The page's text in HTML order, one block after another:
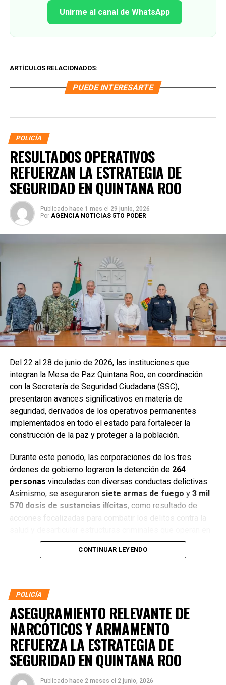
Unirme al canal de WhatsApp
ARTÍCULOS RELACIONADOS:
PUEDE INTERESARTE
POLICÍA
RESULTADOS OPERATIVOS
REFUERZAN LA ESTRATEGIA DE
SEGURIDAD EN QUINTANA ROO
Publicado hace 1 mes el 29 junio, 2026
Por AGENCIA NOTICIAS 5TO PODER
Del 22 al 28 de junio de 2026, las instituciones que
integran la Mesa de Paz Quintana Roo, en coordinación
con la Secretaría de Seguridad Ciudadana (SSC),
presentaron avances significativos en materia de
seguridad, derivados de los operativos permanentes
implementados en todo el estado para fortalecer la
construcción de la paz y proteger a la población.
Durante este periodo, las corporaciones de los tres
órdenes de gobierno lograron la detención de 264
personas vinculadas con diversas conductas delictivas.
Asimismo, se aseguraron siete armas de fuego y 3 mil
570 dosis de sustancias ilícitas, como resultado de
acciones focalizadas para combatir los delitos contra la
distintos municipios.
CONTINUAR LEYENDO
POLICÍA
ASEGURAMIENTO RELEVANTE DE
NARCÓTICOS Y ARMAMENTO
REFUERZA LA ESTRATEGIA DE
SEGURIDAD EN QUINTANA ROO
Publicado hace 2 meses el 2 junio, 2026